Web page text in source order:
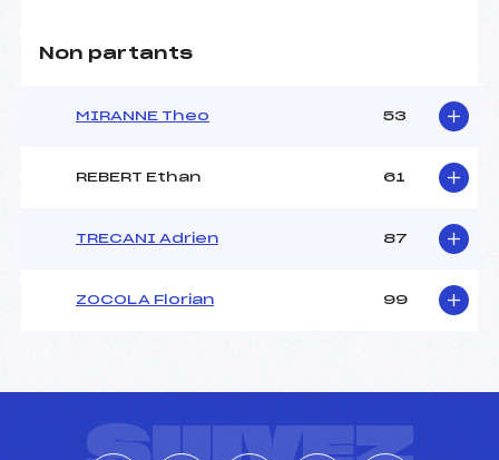
Non partants
MIRANNE Theo 53
REBERT Ethan 61
TRECANI Adrien 87
ZOCOLA Florian 99